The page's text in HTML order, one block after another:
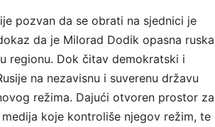
pozvan da se obrati na sjednici je
da je Milorad Dodik opasna ruska
regionu. Dok čitav demokratski i
na nezavisnu i suverenu državu
režima. Dajući otvoren prostor za
koje kontroliše njegov režim, te